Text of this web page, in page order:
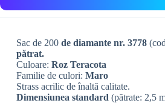
Sac de 200 de diamante nr. 3778
pătrat.
Culoare: Roz Teracota
Familie de culori: Maro
Strass acrilic de înaltă calitate.
Dimensiunea standard (pătrate: 2,5